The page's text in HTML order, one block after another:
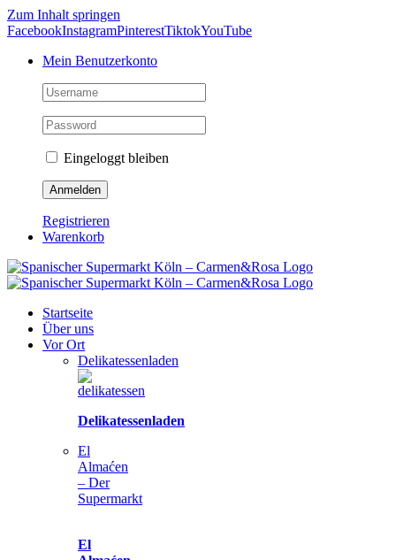
Zum Inhalt springen
FacebookInstagramPinterestTiktokYouTube
Mein Benutzerkonto
Eingeloggt bleiben
Registrieren
Warenkorb
Startseite
Über uns
Vor Ort
Delikatessenladen
Delikatessenladen
El
Almaćen
– Der
Supermarkt
El